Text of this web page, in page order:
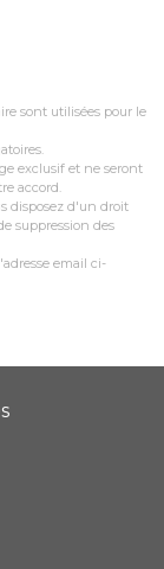
sont utilisées pour le
exclusif et ne seront
accord.
disposez d'un droit
suppression des
email ci-